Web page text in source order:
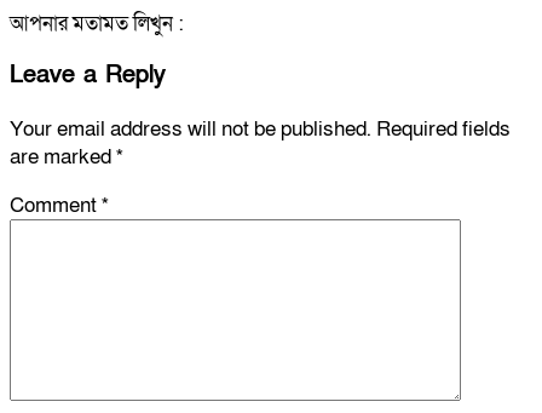
আপনার মতামত লিখুন :
Leave a Reply
Your email address will not be published. Required fields
are marked*
Comment*